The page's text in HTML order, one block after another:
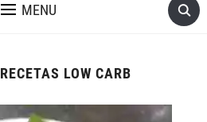
MENU
RECETAS LOW CARB